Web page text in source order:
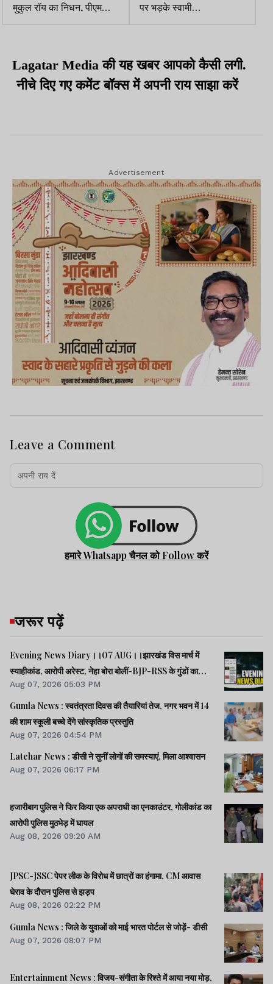
मुकुल रॉय का निधन, पीएम
मोदी, ममता बनर्जी ने शोक
पर भड़के स्वामी
अविमुक्तेश्वरानंद, अपमानित
Lagatar Media की यह खबर आपको कैसी लगी.
नीचे दिए गए कमेंट बॉक्स में अपनी राय साझा करें
Advertisement
Leave a Comment
हमारे Whatsapp चैनल को Follow करें
जरूर पढ़ें
Evening News Diary।।07 AUG।।झारखंड विस मार्च में
स्याहीकांड, आरोपी अरेस्ट, नेहा बोरा बोलीं-BJP-RSS के गुंडों का
काम।।आंदोलनरत छात्रों की समस्याओं को समझना चाहती सरकार:
CM।।छात्रों से मिले SDO, वार्ता की उम्मीद।।40 साल बाद बोफोर्स
केस बंद।।समेत कई खबरें व वीडियो।।
Aug 07, 2026 05:03 PM
Gumla News : स्वतंत्रता दिवस की तैयारियां तेज, नगर भवन में 14
की शाम स्कूली बच्चे देंगे सांस्कृतिक प्रस्तुति
Aug 07, 2026 04:54 PM
Latehar News : डीसी ने सुनीं लोगों की समस्याएं, मिला आश्वासन
Aug 07, 2026 06:17 PM
हजारीबाग पुलिस ने फिर किया एक अपराधी का एनकाउंटर, गोलीकांड का
आरोपी पुलिस मुठभेड़ में घायल
Aug 08, 2026 09:20 AM
JPSC-JSSC पेपर लीक के विरोध में छात्रों का हंगामा, CM आवास
घेराव के दौरान पुलिस से झड़प
Aug 08, 2026 02:22 PM
Gumla News : जिले के युवाओं को माई भारत पोर्टल से जोड़ें- डीसी
Aug 07, 2026 08:07 PM
Entertainment News : विजय-संगीता के रिश्ते में आया नया मोड़,